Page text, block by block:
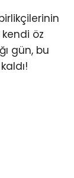
öz
gün, bu